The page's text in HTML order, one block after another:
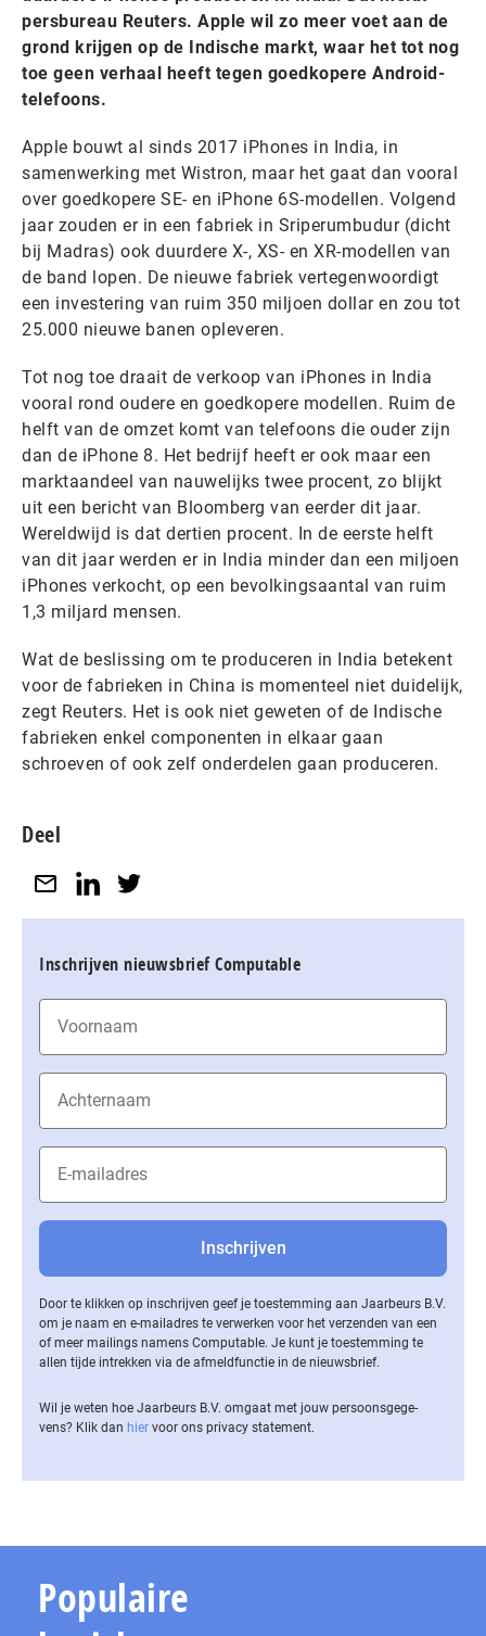
persbureau Reuters. Apple wil zo meer voet aan de
grond krijgen op de Indische markt, waar het tot nog
toe geen verhaal heeft tegen goedkopere Android-
telefoons.
Apple bouwt al sinds 2017 iPhones in India, in
samenwerking met Wistron, maar het gaat dan vooral
over goedkopere SE- en iPhone 6S-modellen. Volgend
jaar zouden er in een fabriek in Sriperumbudur (dicht
bij Madras) ook duurdere X-, XS- en XR-modellen van
de band lopen. De nieuwe fabriek vertegenwoordigt
een investering van ruim 350 miljoen dollar en zou tot
25.000 nieuwe banen opleveren.
Tot nog toe draait de verkoop van iPhones in India
vooral rond oudere en goedkopere modellen. Ruim de
helft van de omzet komt van telefoons die ouder zijn
dan de iPhone 8. Het bedrijf heeft er ook maar een
marktaandeel van nauwelijks twee procent, zo blijkt
uit een bericht van Bloomberg van eerder dit jaar.
Wereldwijd is dat dertien procent. In de eerste helft
van dit jaar werden er in India minder dan een miljoen
iPhones verkocht, op een bevolkingsaantal van ruim
1,3 miljard mensen.
Wat de beslissing om te produceren in India betekent
voor de fabrieken in China is momenteel niet duidelijk,
zegt Reuters. Het is ook niet geweten of de Indische
fabrieken enkel componenten in elkaar gaan
schroeven of ook zelf onderdelen gaan produceren.
Deel
Inschrijven nieuwsbrief Computable
Door te klikken op inschrijven geef je toestemming aan Jaarbeurs B.V.
om je naam en e-mailadres te verwerken voor het verzenden van een
of meer mailings namens Computable. Je kunt je toestemming te
allen tijde intrekken via de af­meld­func­tie in de nieuwsbrief.
Wil je weten hoe Jaarbeurs B.V. omgaat met jouw per­soons­ge­ge­
vens? Klik dan hier voor ons privacy statement.
Populaire